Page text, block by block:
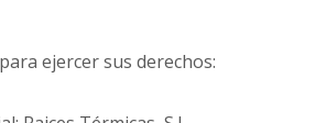
ejercer sus derechos: